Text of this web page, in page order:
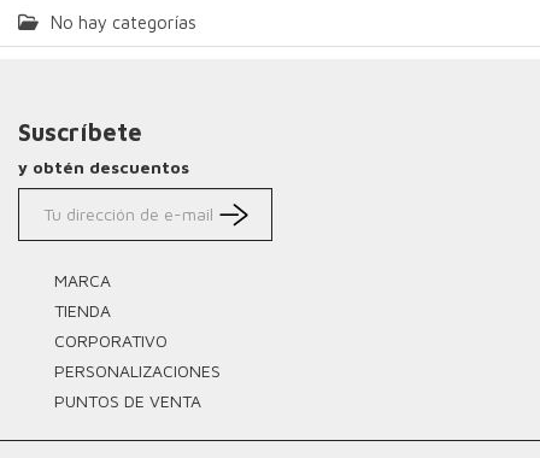
No hay categorías
Suscríbete
y obtén descuentos
MARCA
TIENDA
CORPORATIVO
PERSONALIZACIONES
PUNTOS DE VENTA